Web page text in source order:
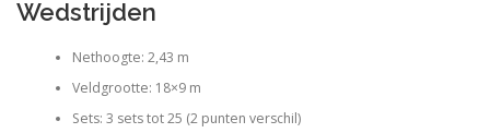
Wedstrijden
Nethoogte: 2,43 m
Veldgrootte: 18×9 m
Sets: 3 sets tot 25 (2 punten verschil)